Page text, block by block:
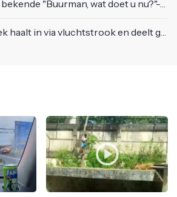
wat doet u nu?"-scène uit Flodder met Tatjana Šimić
via vluchtstrook en deelt gevaarlijke brake check uit